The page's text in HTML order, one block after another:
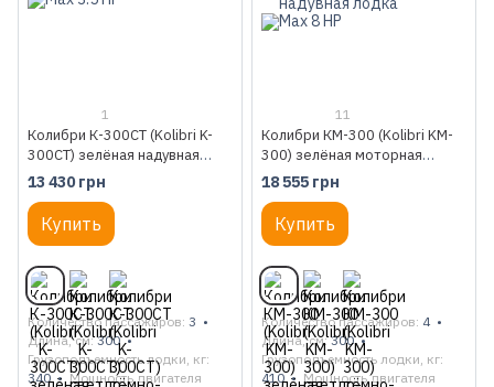
1
Колибри К-300СТ (Kolibri K-
300CT) зелёная надувная
гребная лодка, без настила
13 430 грн
Купить
Количество пассажиров 3
Длина, см 300
Грузоподъемность лодки, кг
340
Мощность двигателя
11
Колибри КМ-300 (Kolibri KM-
300) зелёная моторная
надувная лодка, без настила
18 555 грн
Купить
Количество пассажиров 4
Длина, см 300
Грузоподъемность лодки, кг
410
Мощность двигателя